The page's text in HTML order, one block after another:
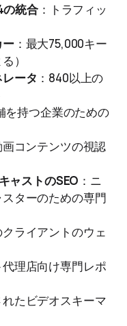
統合：トラフィッ
ー：最大75,000キー
）
ータ ：840以上の
を持つ企業のための
コンテンツの視認
ャストのSEO ：ニ
ターのための専門
クライアントのウェ
代理店向け専門レポ
れたビデオスキーマ